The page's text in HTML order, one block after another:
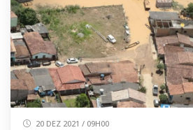
20 DEZ 2021 / 09H00